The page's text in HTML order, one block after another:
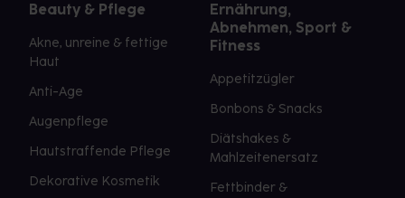
Beauty & Pflege
Akne, unreine & fettige
Haut
Anti-Age
Augenpflege
Hautstraffende Pflege
Dekorative Kosmetik
Ernährung,
Abnehmen, Sport &
Fitness
Appetitzügler
Bonbons & Snacks
Diätshakes &
Mahlzeitenersatz
Fettbinder &